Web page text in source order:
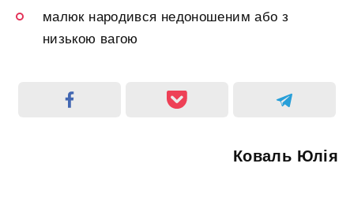
малюк народився недоношеним або з
низькою вагою
Коваль Юлія